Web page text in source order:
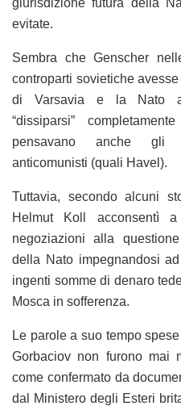
evitate.
Sembra che Genscher
controparti sovietiche
di Varsavia e la Nato
“dissiparsi”
pensavano anche gli
anticomunisti (quali Havel).
Tuttavia, secondo alcuni
Helmut Koll acconsentì
negoziazioni alla
della Nato impegnandosi
ingenti somme di denaro
Mosca in sofferenza.
Le parole a suo tempo
Gorbaciov non furono mai
come confermato da
dal Ministero degli Esteri